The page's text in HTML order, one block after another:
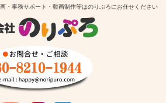
・事務サポート・動画制作等はのりぷろにお任せください